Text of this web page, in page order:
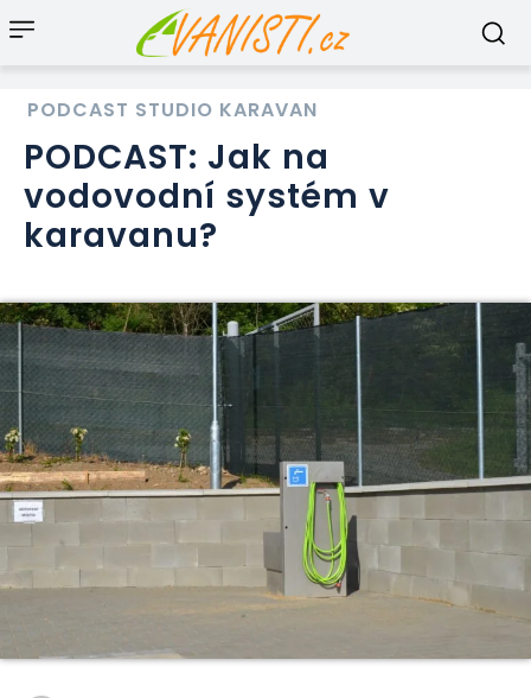
PODCAST STUDIO KARAVAN
PODCAST: Jak na
vodovodní systém v
karavanu?